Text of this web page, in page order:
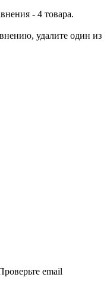
- 4 товара.
удалите один из
email